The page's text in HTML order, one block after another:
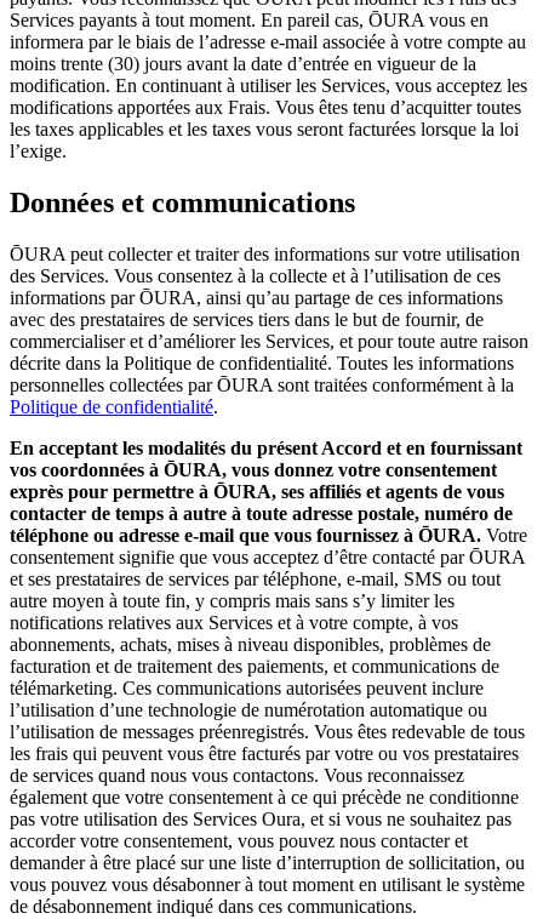
Services payants à tout moment. En pareil cas, ŌURA vous en
informera par le biais de l’adresse e-mail associée à votre compte au
moins trente (30) jours avant la date d’entrée en vigueur de la
modification. En continuant à utiliser les Services, vous acceptez les
modifications apportées aux Frais. Vous êtes tenu d’acquitter toutes
les taxes applicables et les taxes vous seront facturées lorsque la loi
l’exige.
Données et communications
ŌURA peut collecter et traiter des informations sur votre utilisation
des Services. Vous consentez à la collecte et à l’utilisation de ces
informations par ŌURA, ainsi qu’au partage de ces informations
avec des prestataires de services tiers dans le but de fournir, de
commercialiser et d’améliorer les Services, et pour toute autre raison
décrite dans la Politique de confidentialité. Toutes les informations
personnelles collectées par ŌURA sont traitées conformément à la
Politique de confidentialité.
En acceptant les modalités du présent Accord et en fournissant
vos coordonnées à ŌURA, vous donnez votre consentement
exprès pour permettre à ŌURA, ses affiliés et agents de vous
contacter de temps à autre à toute adresse postale, numéro de
téléphone ou adresse e-mail que vous fournissez à ŌURA. Votre
consentement signifie que vous acceptez d’être contacté par ŌURA
et ses prestataires de services par téléphone, e-mail, SMS ou tout
autre moyen à toute fin, y compris mais sans s’y limiter les
notifications relatives aux Services et à votre compte, à vos
abonnements, achats, mises à niveau disponibles, problèmes de
facturation et de traitement des paiements, et communications de
télémarketing. Ces communications autorisées peuvent inclure
l’utilisation d’une technologie de numérotation automatique ou
l’utilisation de messages préenregistrés. Vous êtes redevable de tous
les frais qui peuvent vous être facturés par votre ou vos prestataires
de services quand nous vous contactons. Vous reconnaissez
également que votre consentement à ce qui précède ne conditionne
pas votre utilisation des Services Oura, et si vous ne souhaitez pas
accorder votre consentement, vous pouvez nous contacter et
demander à être placé sur une liste d’interruption de sollicitation, ou
vous pouvez vous désabonner à tout moment en utilisant le système
de désabonnement indiqué dans ces communications.